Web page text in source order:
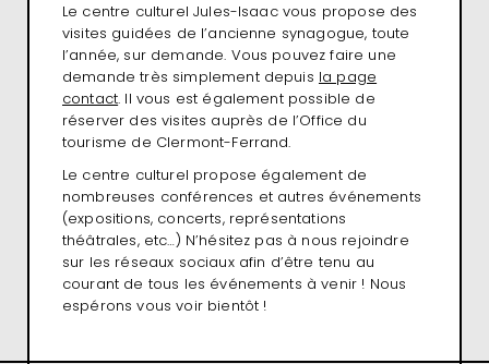
Le centre culturel Jules-Isaac vous propose des
visites guidées de l’ancienne synagogue, toute
l’année, sur demande. Vous pouvez faire une
demande très simplement depuis la page
contact. Il vous est également possible de
réserver des visites auprès de l’Office du
tourisme de Clermont-Ferrand.
Le centre culturel propose également de
nombreuses conférences et autres événements
(expositions, concerts, représentations
théâtrales, etc…) N’hésitez pas à nous rejoindre
sur les réseaux sociaux afin d’être tenu au
courant de tous les événements à venir ! Nous
espérons vous voir bientôt !